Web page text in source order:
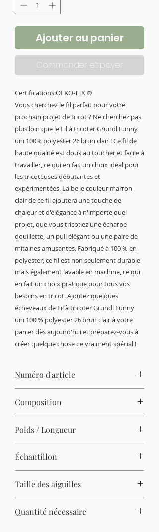
Ajouter au panier
Commander et payer
Certifications:OEKO-TEX ®
Vous cherchez le fil parfait pour votre
prochain projet de tricot ? Ne cherchez pas
plus loin que le Fil à tricoter Grundl Funny
uni 100% polyester 26 brun clair ! Ce fil de
haute qualité est doux au toucher et facile à
travailler, ce qui en fait un choix idéal pour
les tricoteuses débutantes et
expérimentées. La belle couleur marron
clair de ce fil ajoutera une touche de
chaleur et d'élégance à n'importe quel
projet, que vous tricotiez une écharpe
douillette, un pull élégant ou une paire de
mitaines amusantes. Fabriqué à 100 % en
polyester, ce fil est non seulement durable
mais également lavable en machine, ce qui
en fait un choix pratique pour tous vos
besoins en tricot. Ajoutez quelques
écheveaux de Fil à tricoter Grundl Funny
uni 100 % polyester 26 brun clair à votre
panier dès aujourd'hui et préparez-vous à
créer quelque chose de vraiment spécial !
Numéro d'article
Composition
Poids / Longueur
Échantillon
Taille des aiguilles
Quantité nécessaire